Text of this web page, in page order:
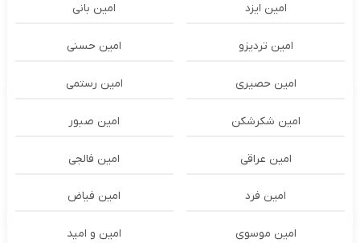
امین ایزد امین بانی
امین تردیزو امین حسنی
امین حصیری امین رستمی
امین شکرشکن امین صبور
امین عراقی امین فالجی
امین فرد امین فیاض
امین موسوی امین و امید